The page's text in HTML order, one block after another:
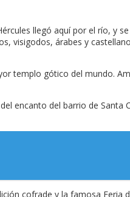
llegó aquí por el río, y
visigodos, árabes y
templo gótico del mundo.
encanto del barrio de Santa
cofrade y la famosa Feria